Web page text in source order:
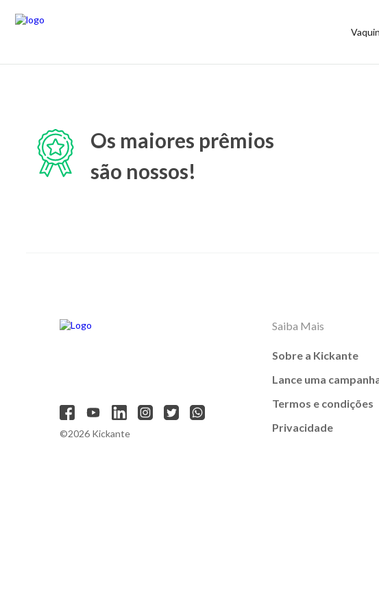
Os maiores prêmios
são nossos!
©2026 Kickante
Saiba Mais
Sobre a Kickante
Lance uma
Termos e condições
Privacidade